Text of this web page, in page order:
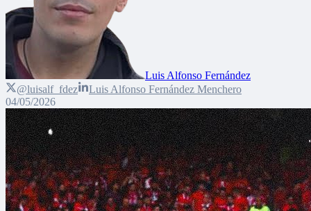
Luis Alfonso Fernández
@luisalf_fdez
Luis Alfonso Fernández Menchero
04/05/2026